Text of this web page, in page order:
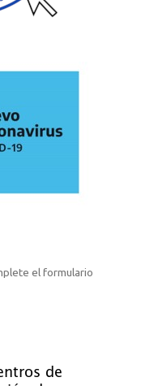
el formulario